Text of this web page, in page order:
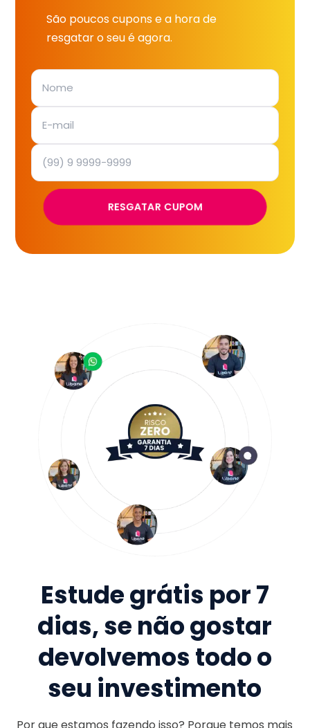
São poucos cupons e a hora de
resgatar o seu é agora.
RESGATAR CUPOM
Estude grátis por 7
dias, se não gostar
devolvemos todo o
seu investimento